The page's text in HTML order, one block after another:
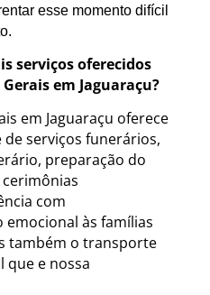
esse momento difícil
serviços oferecidos
em Jaguaraçu?
em Jaguaraçu oferece
serviços funerários,
preparação do
com
às famílias
também o transporte
e nossa